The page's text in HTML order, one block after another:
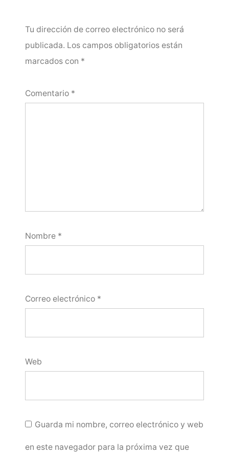
Tu dirección de correo electrónico no será
publicada. Los campos obligatorios están
marcados con *
Comentario *
Nombre *
Correo electrónico *
Web
Guarda mi nombre, correo electrónico y web
en este navegador para la próxima vez que